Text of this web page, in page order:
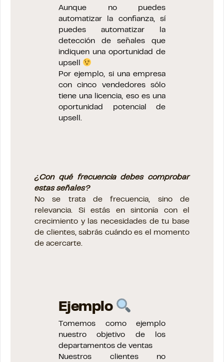
Aunque no puedes
automatizar la confianza, sí
puedes automatizar la
detección de señales que
indiquen una oportunidad de
upsell
Por ejemplo, si una empresa
con cinco vendedores sólo
tiene una licencia, eso es una
oportunidad potencial de
upsell.
¿Con qué frecuencia debes comprobar
estas señales?
No se trata de frecuencia, sino de
relevancia. Si estás en sintonía con el
crecimiento y las necesidades de tu base
de clientes, sabrás cuándo es el momento
de acercarte.
Ejemplo
Tomemos como ejemplo
nuestro objetivo de los
departamentos de ventas
Nuestros clientes no